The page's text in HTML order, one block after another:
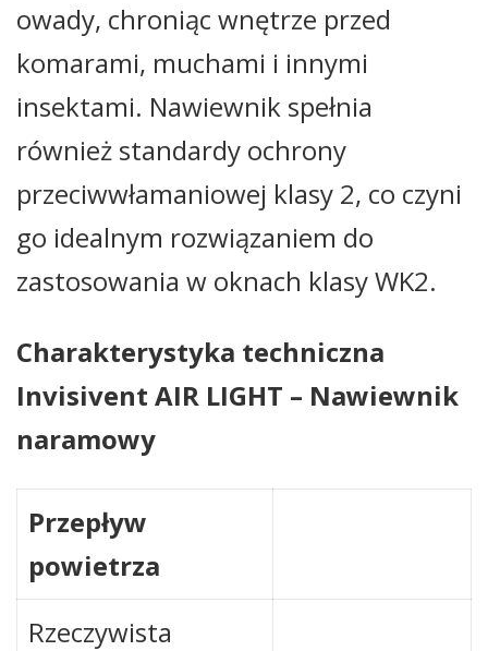
owady, chroniąc wnętrze przed
komarami, muchami i innymi
insektami. Nawiewnik spełnia
również standardy ochrony
przeciwwłamaniowej klasy 2, co czyni
go idealnym rozwiązaniem do
zastosowania w oknach klasy WK2.
Charakterystyka techniczna
Invisivent AIR LIGHT – Nawiewnik
naramowy
Przepływ
powietrza
Rzeczywista